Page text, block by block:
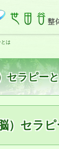
は
セラピー
）セラ